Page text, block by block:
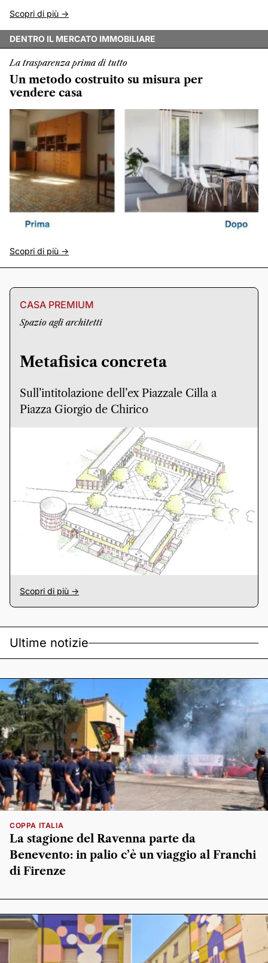
Scopri di più ->
DENTRO IL MERCATO IMMOBILIARE
La trasparenza prima di tutto
Un metodo costruito su misura per
vendere casa
Scopri di più ->
CASA PREMIUM
Spazio agli architetti
Metafisica concreta
Sull’intitolazione dell’ex Piazzale Cilla a
Piazza Giorgio de Chirico
Scopri di più ->
Ultime notizie
COPPA ITALIA
La stagione del Ravenna parte da
Benevento: in palio c’è un viaggio al Franchi
di Firenze